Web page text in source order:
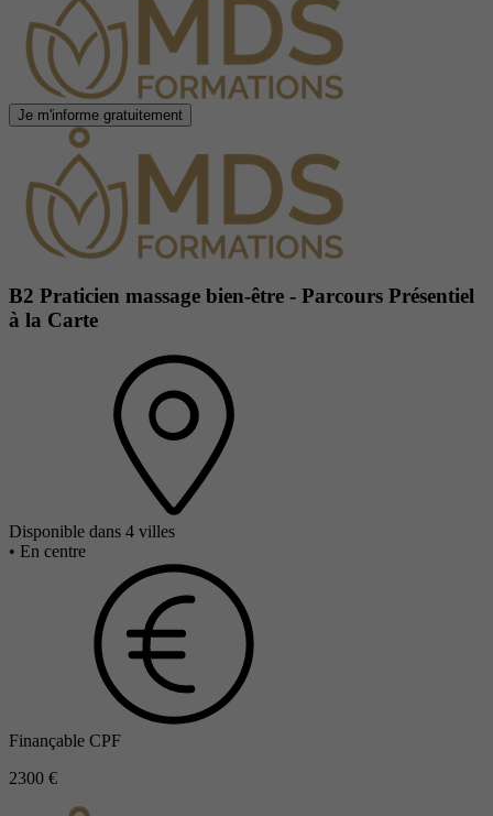
Je m'informe gratuitement
B2 Praticien massage bien-être - Parcours Présentiel
à la Carte
Disponible dans 4 villes
• En centre
Finançable CPF
2300 €